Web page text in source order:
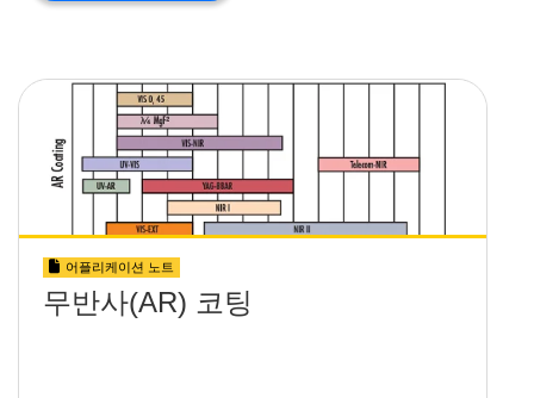
어플리케이션 노트
무반사(AR) 코팅